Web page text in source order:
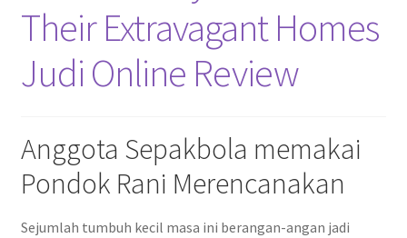
Their Extravagant Homes
Judi Online Review
Anggota Sepakbola memakai
Pondok Rani Merencanakan
Sejumlah tumbuh kecil masa ini berangan-angan jadi